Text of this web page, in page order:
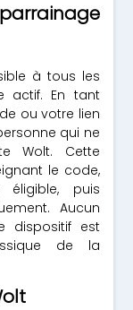
à tous les
actif. En tant
ou votre lien
qui ne
Wolt. Cette
le code,
puis
Aucun
dispositif est
de la